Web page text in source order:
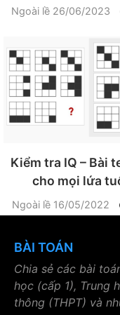
Ngoài lề 26/06/2023
Kiểm tra IQ – Bài
cho mọi lứa
Ngoài lề 16/05/2022
BÀI TOÁN
Chia sẻ các bài
học (cấp 1), Trung
thông (THPT) và